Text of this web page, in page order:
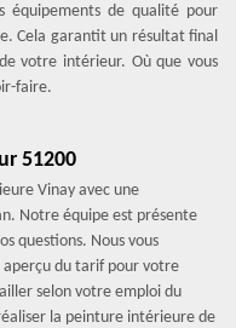
équipements de qualité pour
Cela garantit un résultat final
votre intérieur. Où que vous
faire.
51200
Vinay avec une
Notre équipe est présente
questions. Nous vous
aperçu du tarif pour votre
selon votre emploi du
la peinture intérieure de